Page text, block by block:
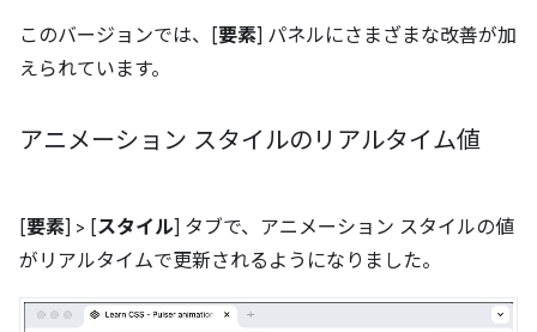
このバージョンでは、[要素] パネルにさまざまな改善が加
えられています。
アニメーション スタイルのリアルタイム値
[要素] > [スタイル] タブで、アニメーション スタイルの値
がリアルタイムで更新されるようになりました。